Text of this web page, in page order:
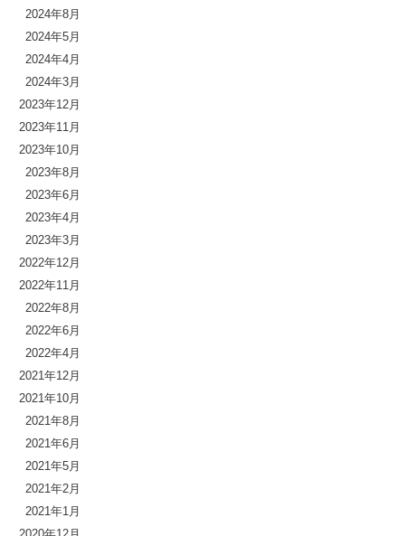
2024年8月
2024年5月
2024年4月
2024年3月
2023年12月
2023年11月
2023年10月
2023年8月
2023年6月
2023年4月
2023年3月
2022年12月
2022年11月
2022年8月
2022年6月
2022年4月
2021年12月
2021年10月
2021年8月
2021年6月
2021年5月
2021年2月
2021年1月